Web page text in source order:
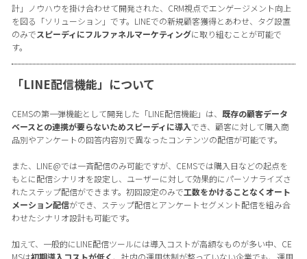
計」ノウハウを掛け合わせて開発された、CRM視点でエンゲージメント向上
を図る「ソリューション」です。LINEでの新規顧客獲得とあわせ、タグ設置
のみでスピーディにフルファネルマーケティングに取り組むことが可能で
す。
「LINE配信機能」について
CEMSの第一弾機能として開発した「LINE配信機能」は、 既存の顧客データ
ベースとの連携が要らないためスピーディに導入でき、顧客に対して購入商
品別やアンケートの回答内容別で異なったコンテンツの配信が可能です。
また、LINE@では一斉配信のみ可能ですが、CEMSでは購入日などの起点を
もとに配信シナリオを設定し、ユーザーに対して効果的にパーソナライズさ
れたステップ配信ができます。初回設定のみで工数をかけることなくオート
メーション配信ができ、ステップ配信とアンケートセグメント配信を組み合
わせたシナリオ設計も可能です。
加えて、一般的にLINE配信ツールには導入コストが高額なものが多い中、CE